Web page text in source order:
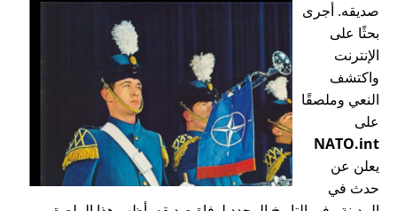
صديقه. أجرى
بحثًا على
الإنترنت
واكتشف
النعي وملصقًا
على
NATO.int
يعلن عن
حدث في